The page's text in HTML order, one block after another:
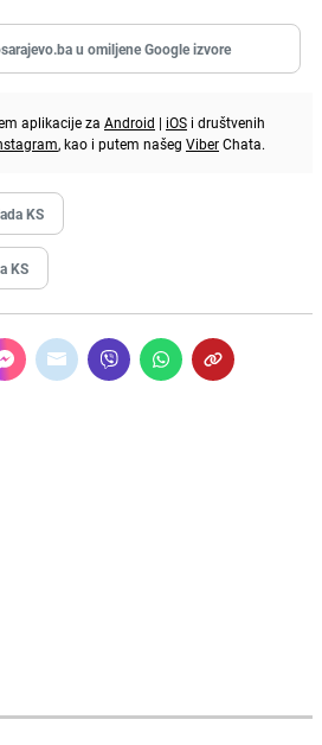
u omiljene Google izvore
aplikacije za Android | iOS i društvenih
, kao i putem našeg ViberChata.
KS
KS